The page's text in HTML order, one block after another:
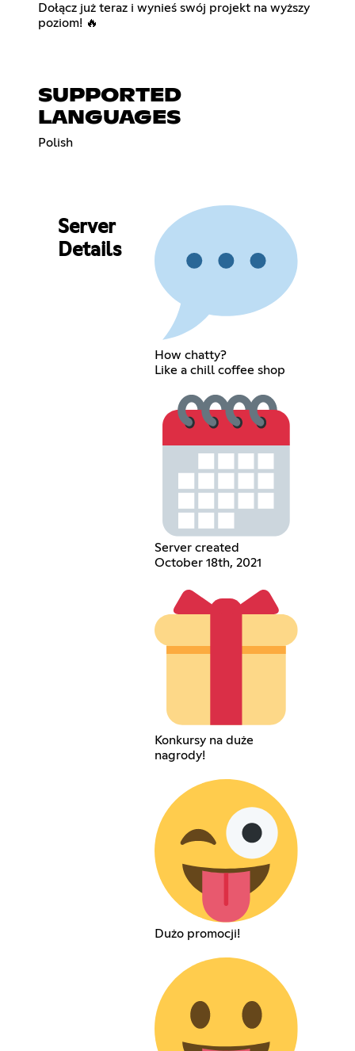
Dołącz już teraz i wynieś swój projekt na wyższy
poziom! 🔥
SUPPORTED
LANGUAGES
Polish
Server
Details
How chatty?
Like a chill coffee shop
Server created
October 18th, 2021
Konkursy na duże
nagrody!
Dużo promocji!